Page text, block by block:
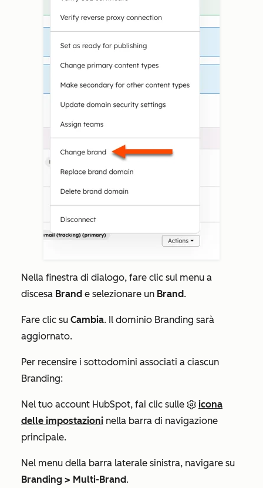
Nella finestra di dialogo, fare clic sul menu a
discesa Brand e selezionare un Brand.
Fare clic su Cambia. Il dominio Branding sarà
aggiornato.
Per recensire i sottodomini associati a ciascun
Branding:
Nel tuo account HubSpot, fai clic sulle
icona
delle impostazioni nella barra di navigazione
principale.
Nel menu della barra laterale sinistra, navigare su
Branding > Multi-Brand.